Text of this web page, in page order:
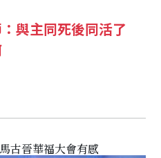
與主同死後同活了
古晉華福大會有感